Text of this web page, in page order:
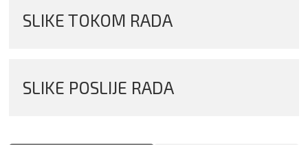
SLIKE TOKOM RADA
SLIKE POSLIJE RADA